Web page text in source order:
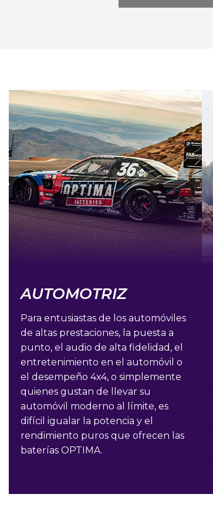
AUTOMOTRIZ
Para entusiastas de los automóviles
de altas prestaciones, la puesta a
punto, el audio de alta fidelidad, el
entretenimiento en el automóvil o
el desempeño 4x4, o simplemente
quienes gustan de llevar su
automóvil moderno al límite, es
difícil igualar la potencia y el
rendimiento puros que ofrecen las
baterías OPTIMA.